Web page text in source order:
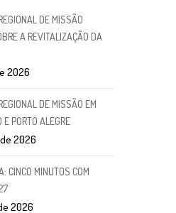
DE MISSÃO
A REVITALIZAÇÃO DA
2026
DE MISSÃO EM
E PORTO ALEGRE
2026
CINCO MINUTOS COM
2026